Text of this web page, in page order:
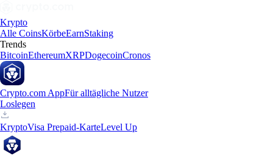
Krypto
Alle CoinsKörbeEarnStaking
Trends
BitcoinEthereumXRPDogecoinCronos
Crypto.com AppFür alltägliche Nutzer
Loslegen
KryptoVisa Prepaid-KarteLevel Up